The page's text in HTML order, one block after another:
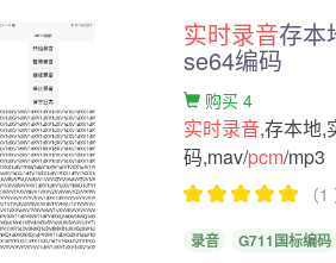
实时录音存本
se64编码
购买 4
实时录音,存本地,
码,mav/pcm/mp3
（
录音 G711国标编码